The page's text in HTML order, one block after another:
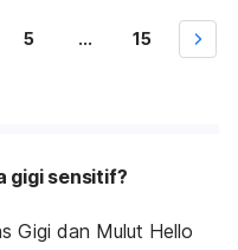
5 ... 15
gigi sensitif?
Gigi dan Mulut Hello